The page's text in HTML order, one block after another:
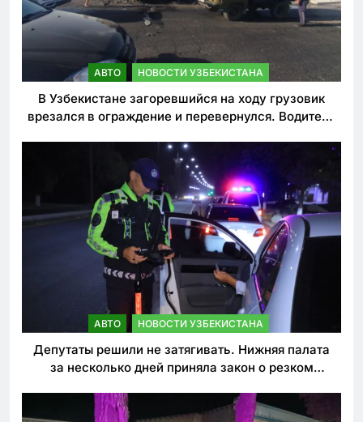
АВТО НОВОСТИ УЗБЕКИСТАНА
В Узбекистане загоревшийся на ходу грузовик
врезался в ограждение и перевернулся. Водитель
АВТО НОВОСТИ УЗБЕКИСТАНА
Депутаты решили не затягивать. Нижняя палата
за несколько дней приняла закон о резком